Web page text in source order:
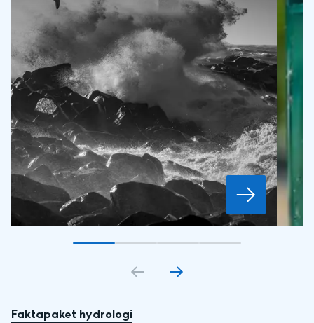
Gå till bildkort1
Gå till bildkort2
Gå till bildkort3
Gå till bildkort
Faktapaket hydrologi